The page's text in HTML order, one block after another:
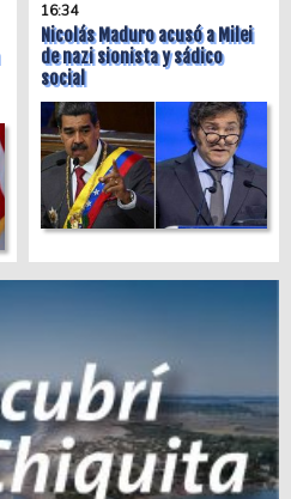
16:34
Nicolás Maduro acusó a Milei
de nazi sionista y sádico
social